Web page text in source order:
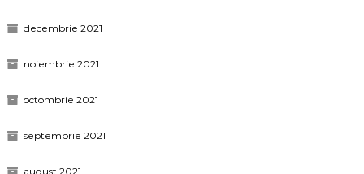
decembrie 2021
noiembrie 2021
octombrie 2021
septembrie 2021
august 2021